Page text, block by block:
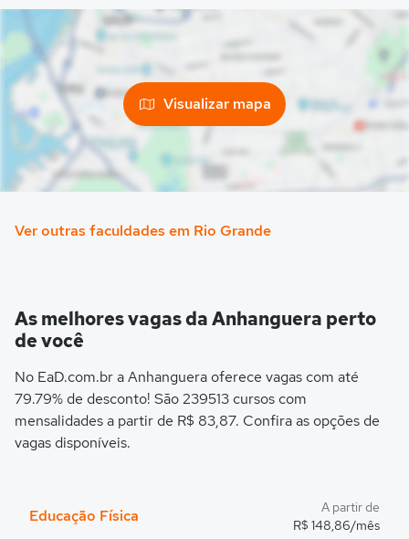
Visualizar mapa
Ver outras faculdades em Rio Grande
As melhores vagas da Anhanguera perto
de você
No EaD.com.br a Anhanguera oferece vagas com até
79.79% de desconto! São 239513 cursos com
mensalidades a partir de R$ 83,87. Confira as opções de
vagas disponíveis.
Educação Física
A partir de
R$ 148,86/mês